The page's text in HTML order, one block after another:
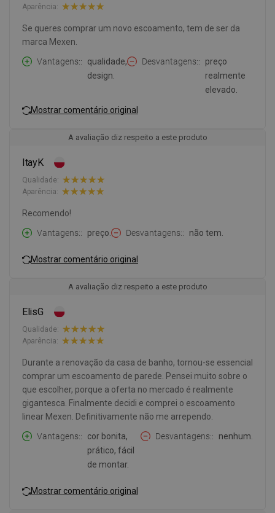
Aparência:
Se queres comprar um novo escoamento, tem de ser da
marca Mexen.
Vantagens:
qualidade,
design.
Desvantagens:
preço
realmente
elevado.
Mostrar comentário original
A avaliação diz respeito a este produto
ItayK
Qualidade:
Aparência:
Recomendo!
Vantagens:
preço. Desvantagens: não tem.
Mostrar comentário original
A avaliação diz respeito a este produto
ElisG
Qualidade:
Aparência:
Durante a renovação da casa de banho, tornou-se essencial
comprar um escoamento de parede. Pensei muito sobre o
que escolher, porque a oferta no mercado é realmente
gigantesca. Finalmente decidi e comprei o escoamento
linear Mexen. Definitivamente não me arrependo.
Vantagens:
cor bonita,
prático, fácil
de montar.
Desvantagens: nenhum.
Mostrar comentário original